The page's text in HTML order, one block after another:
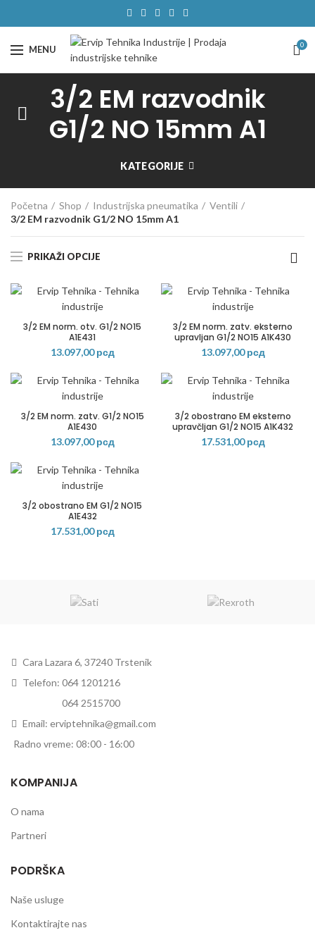
MENU 0
3/2 EM razvodnik
G1/2 NO 15mm A1
KATEGORIJE
Početna Shop Industrijska pneumatika
Ventili
3/2 EM razvodnik G1/2 NO 15mm A1
PRIKAŽI OPCIJE
3/2 EM norm. otv. G1/2 NO15
A1E431
13.097,00рсд
3/2 EM norm. zatv. eksterno
upravljan G1/2 NO15 A1K430
13.097,00рсд
3/2 EM norm. zatv. G1/2 NO15
A1E430
13.097,00рсд
3/2 obostrano EM eksterno
upravčljan G1/2 NO15 A1K432
17.531,00рсд
3/2 obostrano EM G1/2 NO15
A1E432
17.531,00рсд
Cara Lazara 6, 37240 Trstenik
Telefon: 064 1201216
064 2515700
Email: erviptehnika@gmail.com
Radno vreme: 08:00 - 16:00
KOMPANIJA
O nama
Partneri
PODRŠKA
Naše usluge
Kontaktirajte nas